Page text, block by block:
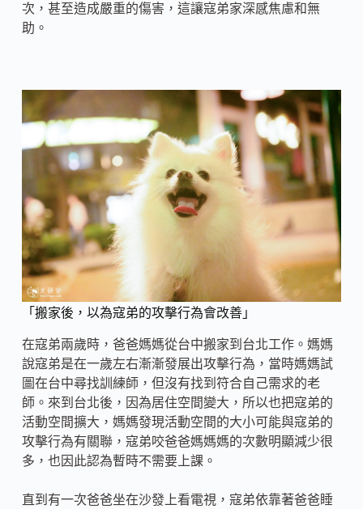
次，甚至造成嚴重的傷害，這讓寇弟家深感焦慮和無
助。
「搬家後，以為寇弟的攻擊行為會改善」
在寇弟兩歲時，爸爸媽媽從台中搬家到台北工作。媽媽
說寇弟是在一歲左右漸漸發展出攻擊行為，當時媽媽試
圖在台中尋找訓練師，但沒有找到符合自己需求的老
師。來到台北後，因為居住空間變大，所以也把寇弟的
活動空間擴大，媽媽發現活動空間的大小可能與寇弟的
攻擊行為有關聯，寇弟咬爸爸媽媽媽的次數明顯減少很
多，也因此認為暫時不需要上課。
直到有一次爸爸坐在沙發上看電視，寇弟依靠著爸爸睡